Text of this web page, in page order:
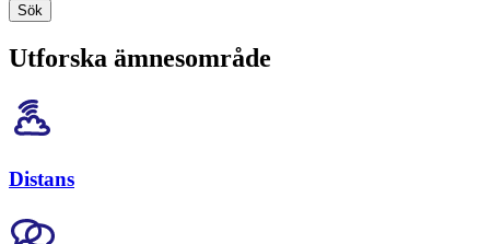
Sök
Utforska ämnesområde
Distans